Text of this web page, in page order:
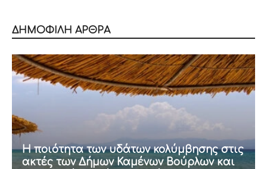
ΔΗΜΟΦΙΛΗ ΑΡΘΡΑ
Η ποιότητα των υδάτων κολύμβησης στις
ακτές των Δήμων Καμένων Βούρλων και